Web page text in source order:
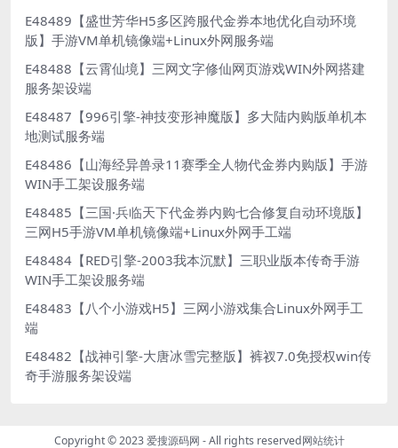
E48489【盛世芳华H5多区跨服代金券本地优化自动环境
版】手游VM单机镜像端+Linux外网服务端
E48488【云霄仙境】三网文字修仙网页游戏WIN外网搭建
服务架设端
E48487【996引擎-神技变形神魔版】多大陆内购版单机本
地测试服务端
E48486【山海经异兽录11赛季全人物代金券内购版】手游
WIN手工架设服务端
E48485【三国·兵临天下代金券内购七合修复自动环境版】
三网H5手游VM单机镜像端+Linux外网手工端
E48484【RED引擎-2003我本沉默】三职业版本传奇手游
WIN手工架设服务端
E48483【八个小游戏H5】三网小游戏集合Linux外网手工
端
E48482【战神引擎-大唐冰雪完整版】裤衩7.0免授权win传
奇手游服务架设端
Copyright © 2023爱搜源码网 - All rights reserved网站统计